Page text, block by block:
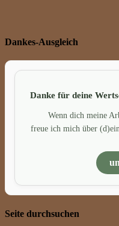
Dankes-Ausgleich
Danke für deine
Wenn dich meine
freue ich mich über
Seite durchsuchen